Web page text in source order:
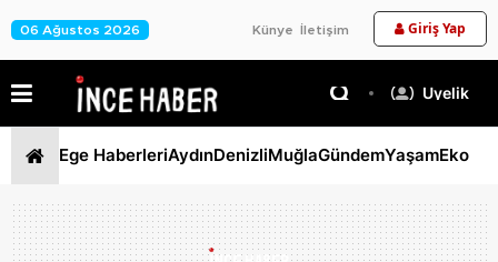
06 Ağustos 2026 Künye İletişim Giriş Yap
Üyelik
Ege HaberleriAydınDenizliMuğlaGündemYaşam